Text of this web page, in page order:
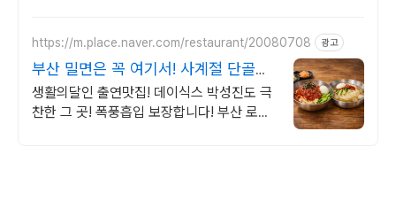
https://m.place.naver.com/restaurant/20080708 광고
부산 밀면은 꼭 여기서! 사계절 단골이
많은 밀면맛집
생활의달인 출연맛집! 데이식스 박성진도 극
찬한 그 곳! 폭풍흡입 보장합니다! 부산 로컬